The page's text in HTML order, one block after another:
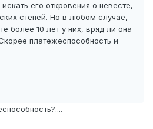
его откровения о невесте,
степей. Но в любом случае,
более 10 лет у них, вряд ли она
платежеспособность и